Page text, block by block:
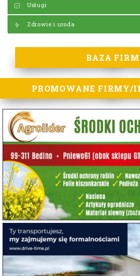
Usługi
Zdrowie i uroda
BAZA FIRM
PROMOWANE FIRMY/